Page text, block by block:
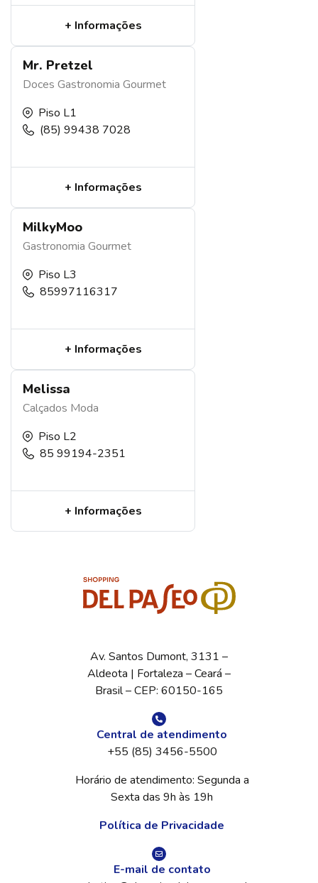
+ Informações
Mr. Pretzel
Doces Gastronomia Gourmet
Piso L1
(85) 99438 7028
+ Informações
MilkyMoo
Gastronomia Gourmet
Piso L3
85997116317
+ Informações
Melissa
Calçados Moda
Piso L2
85 99194-2351
+ Informações
Av. Santos Dumont, 3131 –
Aldeota | Fortaleza – Ceará –
Brasil – CEP: 60150-165
Central de atendimento
+55 (85) 3456-5500
Horário de atendimento: Segunda a
Sexta das 9h às 19h
Política de Privacidade
E-mail de contato